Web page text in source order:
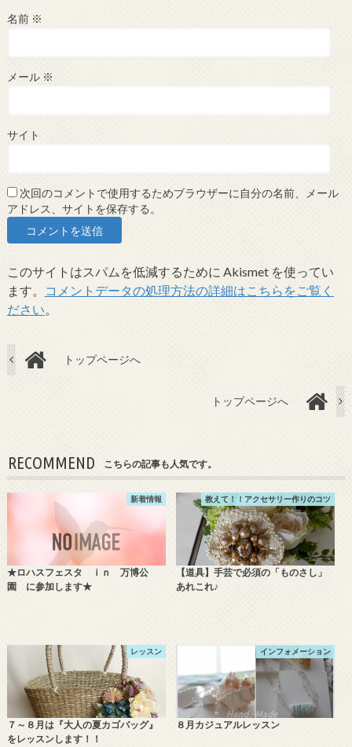
名前 ※
メール ※
サイト
次回のコメントで使用するためブラウザーに自分の名前、メール
アドレス、サイトを保存する。
このサイトはスパムを低減するために Akismet を使ってい
ます。
コメントデータの処理方法の詳細はこちらをご覧く
ださい。
トップページへ
トップページへ
RECOMMEND こちらの記事も人気です。
新着情報
★ロハスフェスタ ｉｎ 万博公
園 に参加します★
教えて！！アクセサリー作りのコツ
【道具】手芸で必須の「ものさし」
あれこれ♪
レッスン
７～８月は『大人の夏カゴバッグ』
をレッスンします！！
インフォメーション
８月カジュアルレッスン